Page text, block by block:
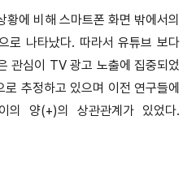
에 비해 스마트폰 화면 밖에서의
로 나타났다. 따라서 유튜브 보다
관심이 TV 광고 노출에 집중되었
추정하고 있으며 이전 연구들에
의 양(+)의 상관관계가 있었다.